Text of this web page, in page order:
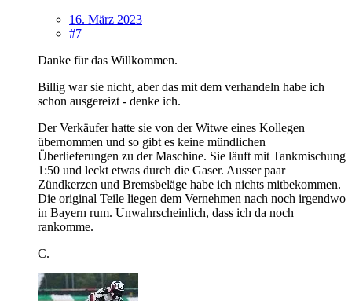
16. März 2023
#7
Danke für das Willkommen.
Billig war sie nicht, aber das mit dem verhandeln habe ich
schon ausgereizt - denke ich.
Der Verkäufer hatte sie von der Witwe eines Kollegen
übernommen und so gibt es keine mündlichen
Überlieferungen zu der Maschine. Sie läuft mit Tankmischung
1:50 und leckt etwas durch die Gaser. Ausser paar
Zündkerzen und Bremsbeläge habe ich nichts mitbekommen.
Die original Teile liegen dem Vernehmen nach noch irgendwo
in Bayern rum. Unwahrscheinlich, dass ich da noch
rankomme.
C.